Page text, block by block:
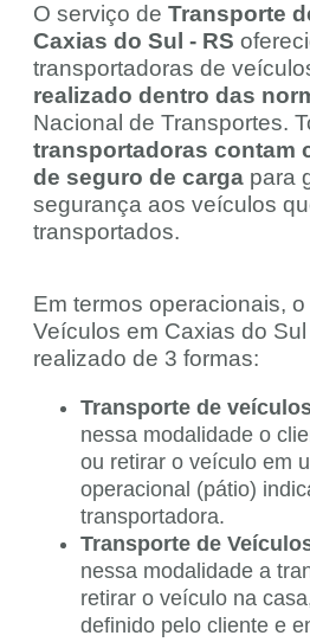
O serviço de Transporte
Caxias do Sul - RS
transportadoras de
realizado dentro das
Nacional de Transportes.
transportadoras contam
de seguro de carga para
segurança aos veículos
transportados.
Em termos operacionais,
Veículos em Caxias do
realizado de 3 formas:
Transporte de
nessa modalidade o
ou retirar o veículo em
operacional (pátio)
transportadora.
Transporte de
nessa modalidade a
retirar o veículo na
definido pelo cliente e